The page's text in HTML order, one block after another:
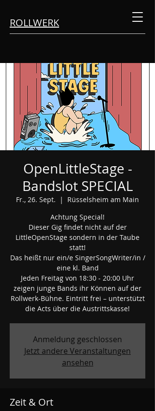
ROLLWERK
OpenLittleStage -
Bandslot SPECIAL
Fr., 26. Sept.
  |
Rüsselsheim am Main
Achtung Special!
Dieser Gig findet nicht auf der
LittleOpenStage sondern in der Taube
statt!
Das heißt nur ein/e SingerSongWriter/in /
eine kl. Band
Jeden Freitag von 18:30 - 20:00 Uhr
zeigen junge Bands ihr Können auf der
Rollwerk-Bühne. Eintritt frei – unterstützt
die Acts über die Austrittskasse!
Anmeldung geschlossen
Jetzt andere Veranstaltungen
ansehen
Zeit & Ort